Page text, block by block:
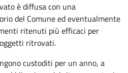
è diffusa con una
del Comune ed eventualmente
ritenuti più efficaci per
ritrovati.
custoditi per un anno, a